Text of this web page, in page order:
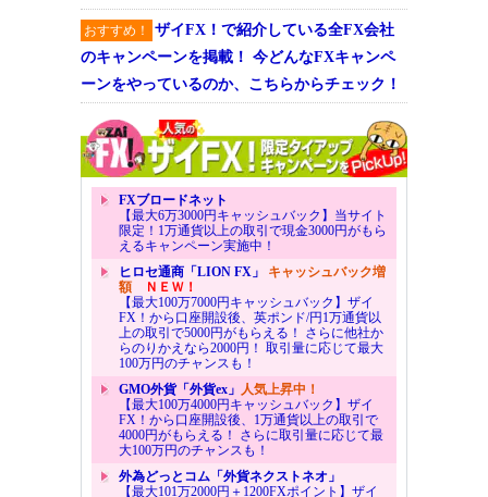
おすすめ！
ザイFX！で紹介している全FX会社
のキャンペーンを掲載！ 今どんなFXキャンペ
ーンをやっているのか、こちらからチェック！
FXブロードネット
【最大6万3000円キャッシュバック】当サイト
限定！1万通貨以上の取引で現金3000円がもら
えるキャンペーン実施中！
ヒロセ通商「LION FX」 キャッシュバック増
額ＮＥＷ！
【最大100万7000円キャッシュバック】ザイ
FX！から口座開設後、英ポンド/円1万通貨以
上の取引で5000円がもらえる！ さらに他社か
らのりかえなら2000円！ 取引量に応じて最大
100万円のチャンスも！
GMO外貨「外貨ex」 人気上昇中！
【最大100万4000円キャッシュバック】ザイ
FX！から口座開設後、1万通貨以上の取引で
4000円がもらえる！ さらに取引量に応じて最
大100万円のチャンスも！
外為どっとコム「外貨ネクストネオ」
【最大101万2000円＋1200FXポイント】ザイ